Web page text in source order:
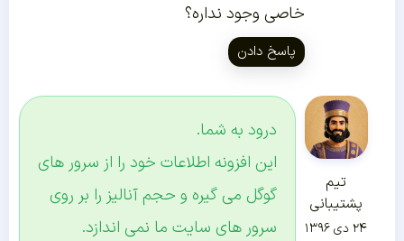
خاصی وجود نداره؟
پاسخ دادن
تیم
پشتیبانی
۲۴ دی ۱۳۹۶
درود به شما.
این افزونه اطلاعات خود را از سرور های
گوگل می گیره و حجم آنالیز را بر روی
سرور های سایت ما نمی اندازد.